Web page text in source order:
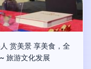
赏美景 享美食，全
旅游文化发展